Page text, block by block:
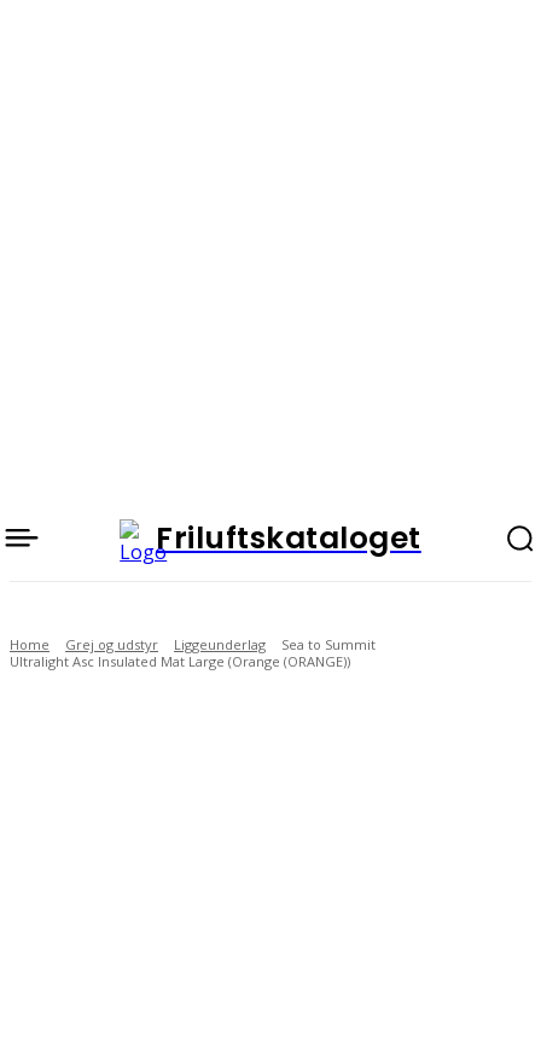
Friluftskataloget
Home Grej og udstyr Liggeunderlag
Sea to Summit
Ultralight Asc Insulated Mat Large (Orange (ORANGE))